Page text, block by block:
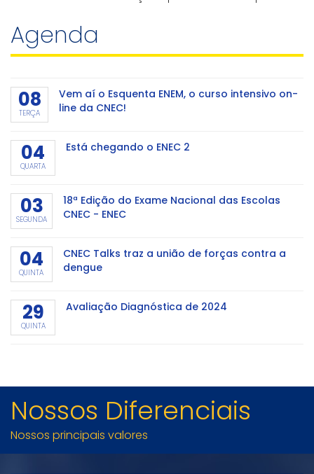
que não participaram da Marcha dos Prefeito
Agenda
08
TERÇA
Vem aí o Esquenta ENEM, o curso intensivo on-
line da CNEC!
04
QUARTA
Está chegando o ENEC 2
03
SEGUNDA
18ª Edição do Exame Nacional das Escolas
CNEC - ENEC
04
QUINTA
CNEC Talks traz a união de forças contra a
dengue
29
QUINTA
Avaliação Diagnóstica de 2024
Nossos Diferenciais
Nossos principais valores